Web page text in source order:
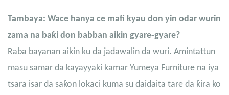
Tambaya: Wace hanya ce mafi kyau don yin odar wurin
zama na baƙi don babban aikin gyare-gyare?
Raba bayanan aikin ku da jadawalin da wuri. Amintattun
masu samar da kayayyaki kamar Yumeya Furniture na iya
tsara isar da saƙon lokaci kuma su daidaita tare da ƙira ko